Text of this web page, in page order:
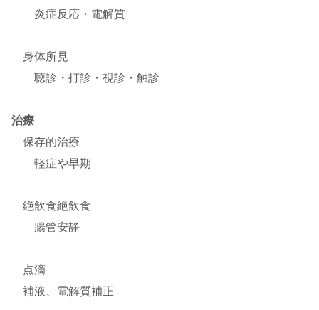
炎症反応・電解質
身体所見
聴診・打診・視診・触診
治療
保存的治療
軽症や早期
絶飲食絶飲食
腸管安静
点滴
補液、電解質補正